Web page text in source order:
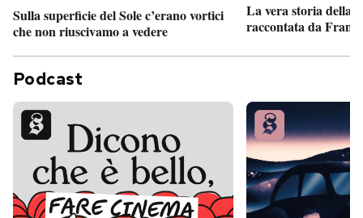
Sulla superficie del Sole c’erano vortici
che non riuscivamo a vedere
La vera storia della
raccontata da
Podcast